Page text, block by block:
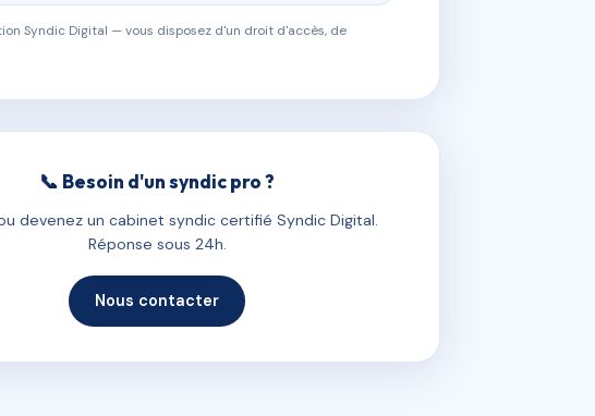
Syndic Digital — vous disposez d'un droit d'accès, de
📞 Besoin d'un syndic pro ?
devenez un cabinet syndic certifié Syndic Digital.
Réponse sous 24h.
Nous contacter